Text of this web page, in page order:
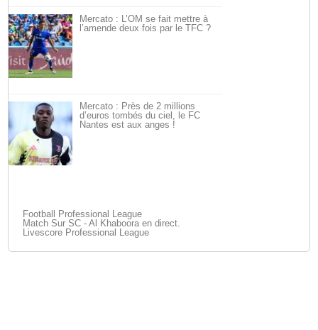
Mercato : L’OM se fait mettre à
l’amende deux fois par le TFC ?
Mercato : Près de 2 millions
d’euros tombés du ciel, le FC
Nantes est aux anges !
Football Professional League
Match Sur SC - Al Khaboora en direct.
Livescore Professional League